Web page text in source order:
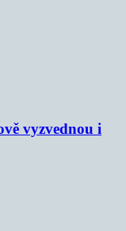
vyzvednou i